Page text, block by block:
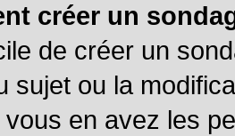
créer un
de créer un
sujet ou la
en avez les